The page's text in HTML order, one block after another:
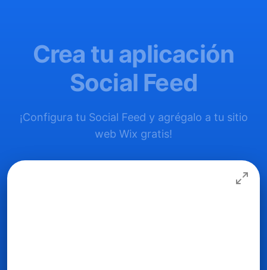
Crea tu aplicación
Social Feed
¡Configura tu Social Feed y agrégalo a tu sitio
web Wix gratis!